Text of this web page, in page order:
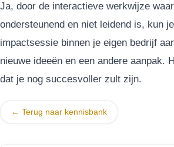
Ja, door de interactieve werkwijze
ondersteunend en niet leidend is, kun
impactsessie binnen je eigen bedrijf
nieuwe ideeën en een andere aanpak.
dat je nog succesvoller zult zijn.
← Terug naar kennisbank